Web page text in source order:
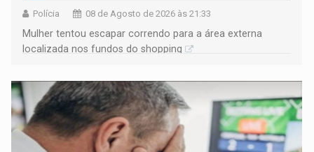
Polícia 08 de Agosto de 2026 às 21:33
Mulher tentou escapar correndo para a área externa
localizada nos fundos do shopping